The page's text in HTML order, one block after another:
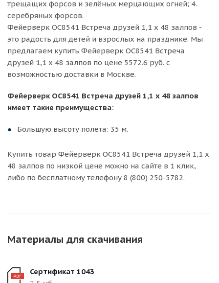
трещащих форсов и зелёных мерцающих огней; 4.
серебряных форсов.
Фейерверк ОС8541 Встреча друзей 1,1 х 48 залпов -
это радость для детей и взрослых на празднике. Мы
предлагаем купить Фейерверк ОС8541 Встреча
друзей 1,1 х 48 залпов по цене 5572.6 руб. с
возможностью доставки в Москве.
Фейерверк ОС8541 Встреча друзей 1,1 х 48 залпов
имеет такие преимущества:
Большую высоту полета: 35 м.
Купить товар Фейерверк ОС8541 Встреча друзей 1,1 х
48 залпов по низкой цене можно на сайте в 1 клик,
либо по бесплатному телефону 8 (800) 250-5782.
Материалы для скачивания
Сертификат 1043